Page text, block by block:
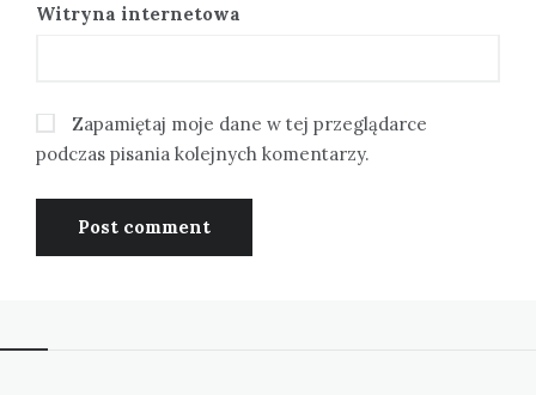
Witryna internetowa
Zapamiętaj moje dane w tej przeglądarce
podczas pisania kolejnych komentarzy.